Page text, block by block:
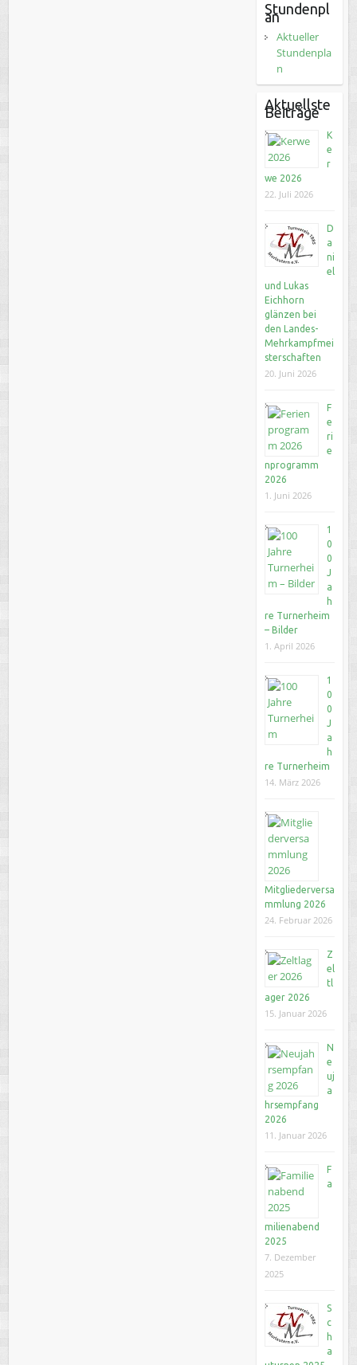
Stundenpl
an
Aktueller
Stundenpla
n
Aktuellste
Beiträge
K
e
r
we 2026
22. Juli 2026
D
a
ni
el
und Lukas
Eichhorn
glänzen bei
den Landes-
Mehrkampfmei
sterschaften
20. Juni 2026
F
e
ri
e
nprogramm
2026
1. Juni 2026
1
0
0
J
a
h
re Turnerheim
– Bilder
1. April 2026
1
0
0
J
a
h
re Turnerheim
14. März 2026
Mitgliederversa
mmlung 2026
24. Februar 2026
Z
el
tl
ager 2026
15. Januar 2026
N
e
uj
a
hrsempfang
2026
11. Januar 2026
F
a
milienabend
2025
7. Dezember
2025
S
c
h
a